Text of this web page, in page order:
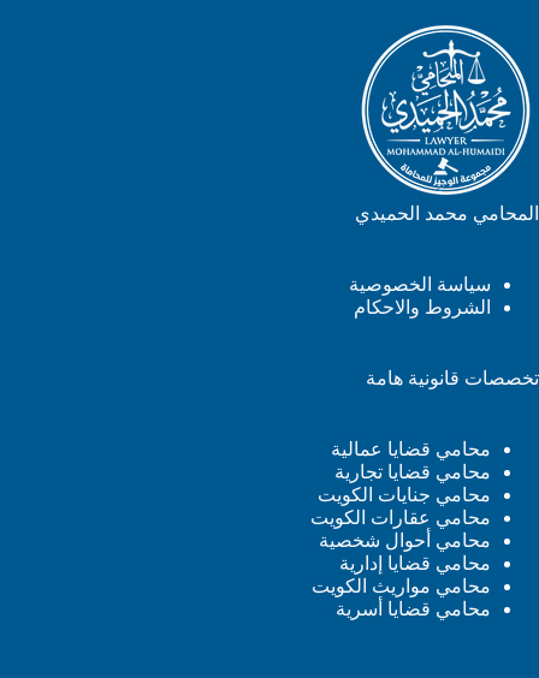
المحامي محمد الحميدي
سياسة الخصوصية
الشروط والاحكام
تخصصات قانونية هامة
محامي قضايا عمالية
محامي قضايا تجارية
محامي جنايات الكويت
محامي عقارات الكويت
محامي أحوال شخصية
محامي قضايا إدارية
محامي مواريث الكويت
محامي قضايا أسرية